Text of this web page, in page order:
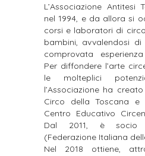
​L’Associazione Antitesi
nel 1994, e da allora si
corsi e laboratori di
bambini, avvalendosi
comprovata
Per diffondere l’arte
le molteplici
l’Associazione ha
Circo della Toscana
Centro Educativo
Dal 2011, è socio
(Federazione Italiana
Nel 2018 ottiene,